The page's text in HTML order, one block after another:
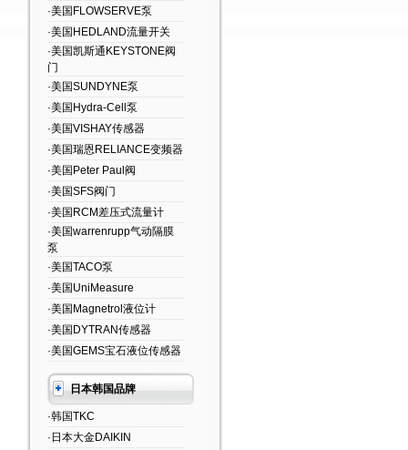
·美国FLOWSERVE泵
·美国HEDLAND流量开关
·美国凯斯通KEYSTONE阀
门
·美国SUNDYNE泵
·美国Hydra-Cell泵
·美国VISHAY传感器
·美国瑞恩RELIANCE变频器
·美国Peter Paul阀
·美国SFS阀门
·美国RCM差压式流量计
·美国warrenrupp气动隔膜
泵
·美国TACO泵
·美国UniMeasure
·美国Magnetrol液位计
·美国DYTRAN传感器
·美国GEMS宝石液位传感器
日本韩国品牌
·韩国TKC
·日本大金DAIKIN